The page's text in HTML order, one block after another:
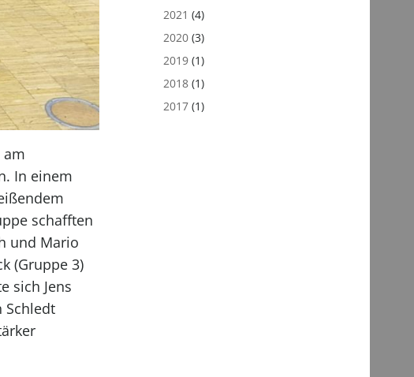
am
In einem
schafften
und Mario
(Gruppe 3)
sich Jens
Schledt
2021 (4)
2020(3)
2019(1)
2018(1)
2017(1)